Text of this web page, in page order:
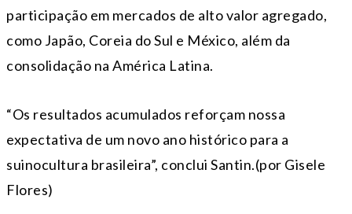
participação em mercados de alto valor agregado,
como Japão, Coreia do Sul e México, além da
consolidação na América Latina.
“Os resultados acumulados reforçam nossa
expectativa de um novo ano histórico para a
suinocultura brasileira”, conclui Santin.(por Gisele
Flores)